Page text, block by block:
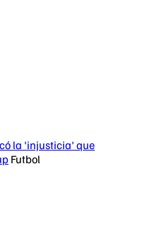
la 'injusticia' que
Futbol